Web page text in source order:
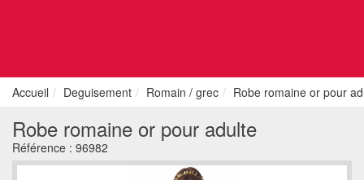
Accueil Deguisement Romain / grec Robe romaine or pour
Robe romaine or pour adulte
Référence : 96982